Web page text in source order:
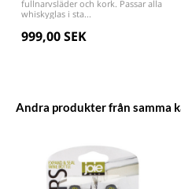
fullnarvsläder och kork. Passar alla
whiskyglas i sta...
999,00 SEK
Andra produkter från samma